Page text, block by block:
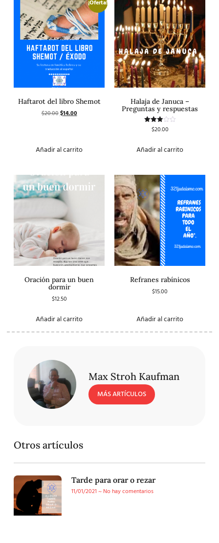
¡Oferta!
Haftarot del libro Shemot
$20.00$14.00
Añadir al carrito
Halaja de Januca –
Preguntas y respuestas
Valorado
con
$20.00
Añadir al carrito
Oración para un buen
dormir
$12.50
Añadir al carrito
Refranes rabínicos
$15.00
Añadir al carrito
Max Stroh Kaufman
MÁS ARTÍCULOS
Otros artículos
Tarde para orar o rezar
11/01/2021
No hay comentarios